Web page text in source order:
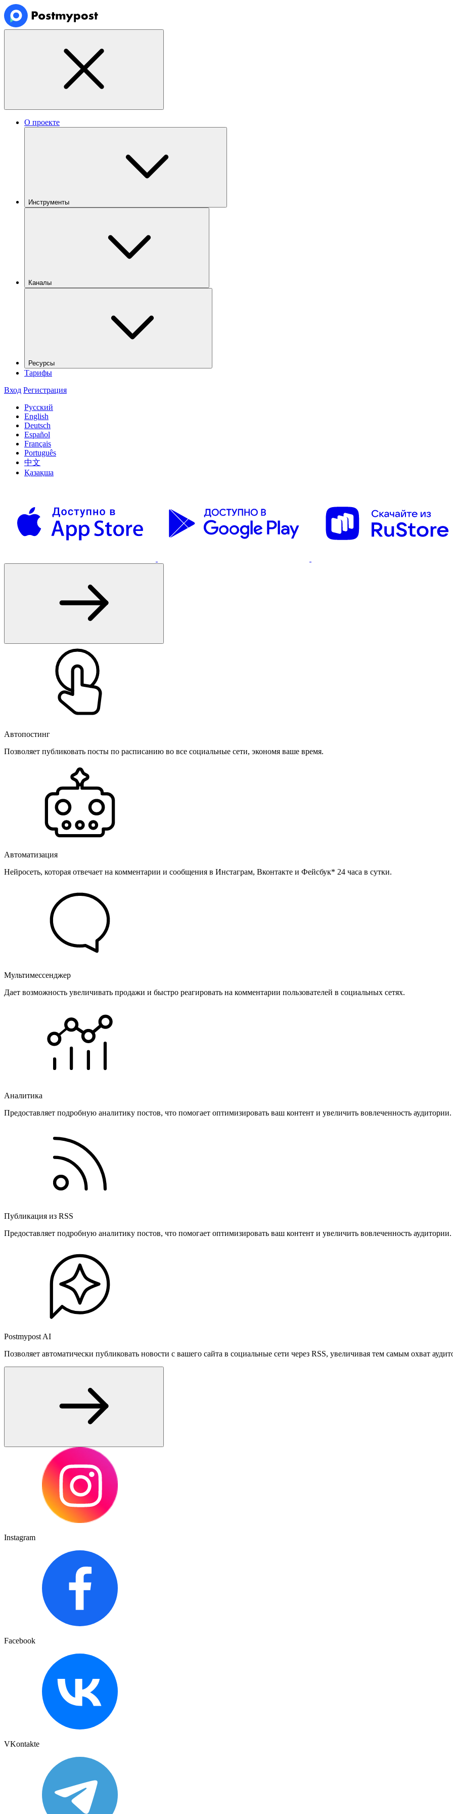
О проекте
Инструменты
Каналы
Ресурсы
Тарифы
Вход Регистрация
Русский
English
Deutsch
Español
Français
Português
中文
Қазақша
Автопостинг
Позволяет публиковать посты по расписанию во все социальные сети, экономя ваше время.
Автоматизация
Нейросеть, которая отвечает на комментарии и сообщения в Инстаграм, Вконтакте и Фейсбук* 24 часа в сутки.
Мультимессенджер
Дает возможность увеличивать продажи и быстро реагировать на комментарии пользователей в социальных сетях.
Аналитика
Предоставляет подробную аналитику постов, что помогает оптимизировать ваш контент и увеличить вовлеченность аудитории.
Публикация из RSS
Предоставляет подробную аналитику постов, что помогает оптимизировать ваш контент и увеличить вовлеченность аудитории.
Postmypost AI
Позволяет автоматически публиковать новости с вашего сайта в социальные сети через RSS, увеличивая тем самым охват
Instagram
Facebook
VKontakte